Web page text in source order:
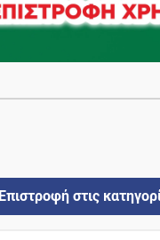
Επιστροφή στις